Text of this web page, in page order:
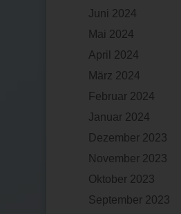
Juni 2024
Mai 2024
April 2024
März 2024
Februar 2024
Januar 2024
Dezember 2023
November 2023
Oktober 2023
September 2023